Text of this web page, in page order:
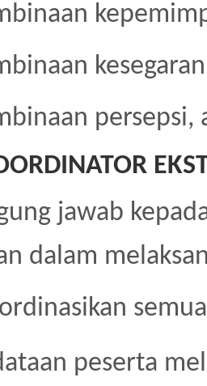
persepsi,
jawab
dalam
peserta